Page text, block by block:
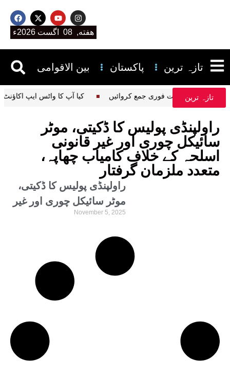
هفته, 08 اگست 2026ء
بین الاقوامی پاکستان تازہ ترین
تازہ ترین کیا آپ کا واٹس ایپ چاہتے ہیں؟ درخواست فوری جمع کروائیں
راولپنڈی پولیس کا ڈکیتی، موٹر
سائیکل چوری اور غیر قانونی
اسلحہ کے خلاف کامیاب چھاپہ،
متعدد ملزمان گرفتار
راولپنڈی پولیس کا ڈکیتی،
موٹر سائیکل چوری اور غیر
قانونی اسلحہ کے خلاف
ملزمان گرفتار
November 5, 2025